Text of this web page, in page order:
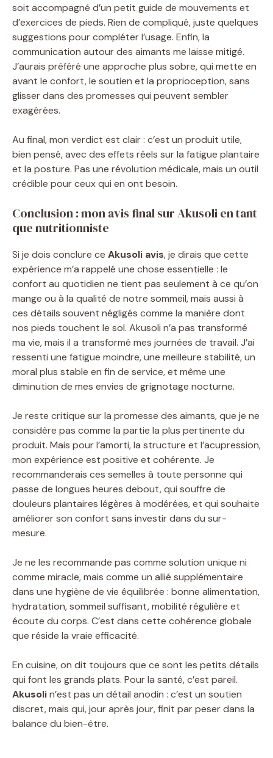
soit accompagné d’un petit guide de mouvements et
d’exercices de pieds. Rien de compliqué, juste quelques
suggestions pour compléter l’usage. Enfin, la
communication autour des aimants me laisse mitigé.
J’aurais préféré une approche plus sobre, qui mette en
avant le confort, le soutien et la proprioception, sans
glisser dans des promesses qui peuvent sembler
exagérées.
Au final, mon verdict est clair : c’est un produit utile,
bien pensé, avec des effets réels sur la fatigue plantaire
et la posture. Pas une révolution médicale, mais un outil
crédible pour ceux qui en ont besoin.
Conclusion : mon avis final sur Akusoli en tant
que nutritionniste
Si je dois conclure ce Akusoli avis, je dirais que cette
expérience m’a rappelé une chose essentielle : le
confort au quotidien ne tient pas seulement à ce qu’on
mange ou à la qualité de notre sommeil, mais aussi à
ces détails souvent négligés comme la manière dont
nos pieds touchent le sol. Akusoli n’a pas transformé
ma vie, mais il a transformé mes journées de travail. J’ai
ressenti une fatigue moindre, une meilleure stabilité, un
moral plus stable en fin de service, et même une
diminution de mes envies de grignotage nocturne.
Je reste critique sur la promesse des aimants, que je ne
considère pas comme la partie la plus pertinente du
produit. Mais pour l’amorti, la structure et l’acupression,
mon expérience est positive et cohérente. Je
recommanderais ces semelles à toute personne qui
passe de longues heures debout, qui souffre de
douleurs plantaires légères à modérées, et qui souhaite
améliorer son confort sans investir dans du sur-
mesure.
Je ne les recommande pas comme solution unique ni
comme miracle, mais comme un allié supplémentaire
dans une hygiène de vie équilibrée : bonne alimentation,
hydratation, sommeil suffisant, mobilité régulière et
écoute du corps. C’est dans cette cohérence globale
que réside la vraie efficacité.
En cuisine, on dit toujours que ce sont les petits détails
qui font les grands plats. Pour la santé, c’est pareil.
Akusolin’est pas un détail anodin : c’est un soutien
discret, mais qui, jour après jour, finit par peser dans la
balance du bien-être.